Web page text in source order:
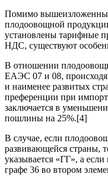
Помимо
плодоовощной
установлены тарифные
НДС, существуют
В отношении
ЕАЭС 07 и 08,
и наименее развитых
преференции при
заключается в
пошлины на 25%.[4]
В случае, если
развивающейся страны,
указывается «ГГ», а
графе 36 во втором